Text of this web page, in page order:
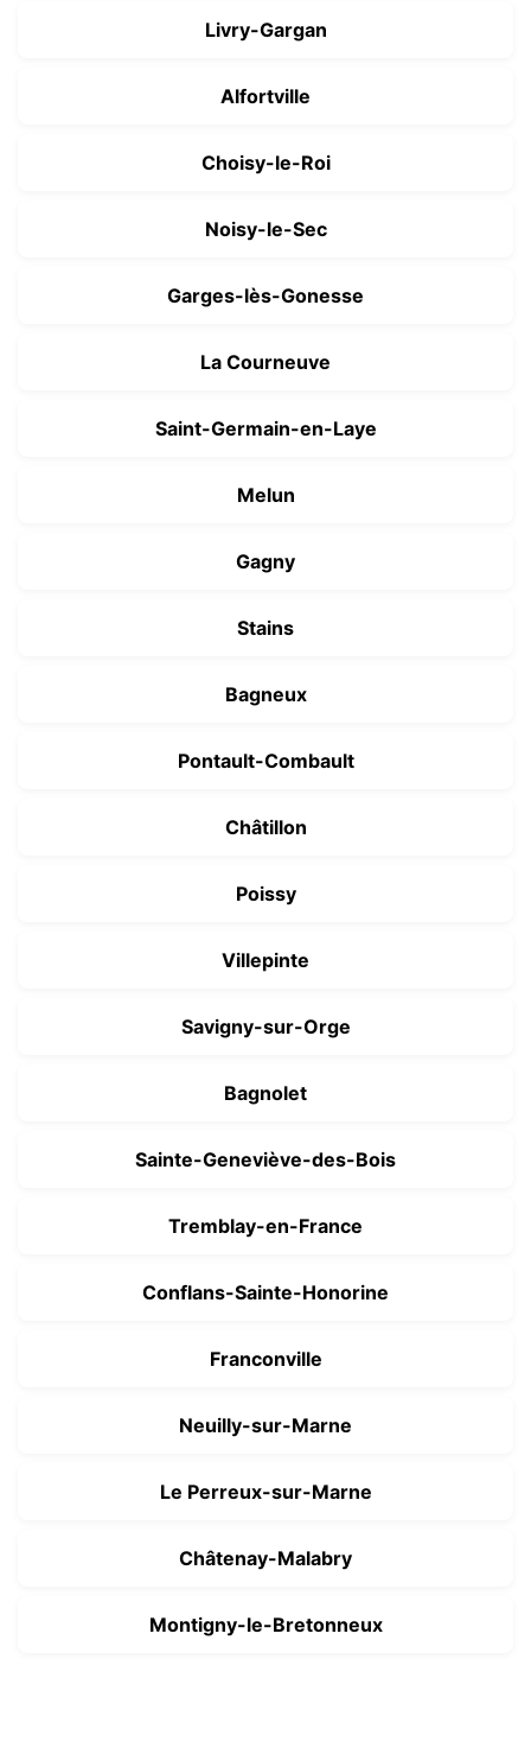
Livry-Gargan
Alfortville
Choisy-le-Roi
Noisy-le-Sec
Garges-lès-Gonesse
La Courneuve
Saint-Germain-en-Laye
Melun
Gagny
Stains
Bagneux
Pontault-Combault
Châtillon
Poissy
Villepinte
Savigny-sur-Orge
Bagnolet
Sainte-Geneviève-des-Bois
Tremblay-en-France
Conflans-Sainte-Honorine
Franconville
Neuilly-sur-Marne
Le Perreux-sur-Marne
Châtenay-Malabry
Montigny-le-Bretonneux